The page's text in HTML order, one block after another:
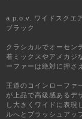
a.p.o.v. ワイドスクエ
ブラック
クラシカルでオーセン
着ミックスやアメカジ
ーファーは絶対に押さ
王道のコインローファ
が上品で高級感あるデ
し大きくワイドに表現
ルへとブラッシュアッ